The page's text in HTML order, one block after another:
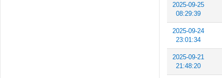
2025-09-25
08:29:39
2025-09-24
23:01:34
2025-09-21
21:48:20